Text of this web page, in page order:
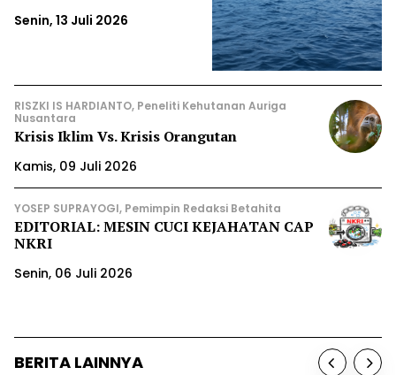
Senin, 13 Juli 2026
RISZKI IS HARDIANTO, Peneliti Kehutanan Auriga
Nusantara
Krisis Iklim Vs. Krisis Orangutan
Kamis, 09 Juli 2026
YOSEP SUPRAYOGI, Pemimpin Redaksi Betahita
EDITORIAL: MESIN CUCI KEJAHATAN CAP
NKRI
Senin, 06 Juli 2026
BERITA LAINNYA